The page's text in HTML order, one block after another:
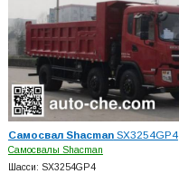
Самосвал ShacmanSX3254GP4
Самосвалы Shacman
Шасси: SX3254GP4